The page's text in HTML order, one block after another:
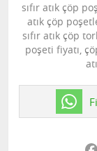
sıfır atık çöp
atık çöp
sıfır atık çöp
poşeti fiyatı,